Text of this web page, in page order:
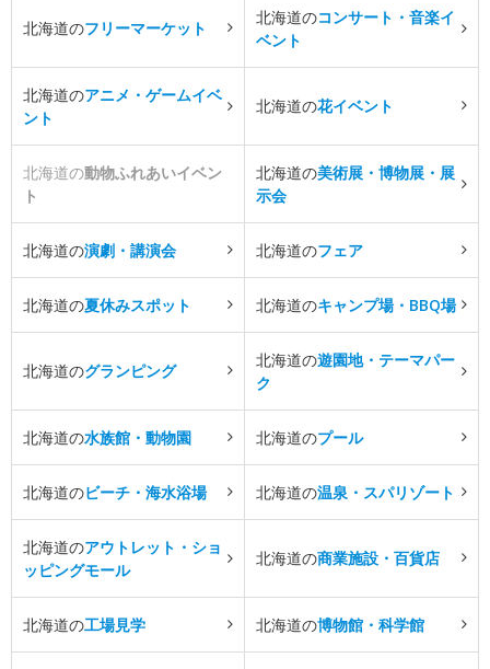
北海道のフリーマーケット
北海道のコンサート・音楽イ
ベント
北海道のアニメ・ゲームイベ
ント
北海道の花イベント
北海道の動物ふれあいイベン
ト
北海道の美術展・博物展・展
示会
北海道の演劇・講演会 北海道のフェア
北海道の夏休みスポット 北海道のキャンプ場・BBQ場
北海道のグランピング
北海道の遊園地・テーマパー
ク
北海道の水族館・動物園 北海道のプール
北海道のビーチ・海水浴場 北海道の温泉・スパリゾート
北海道のアウトレット・ショ
ッピングモール
北海道の商業施設・百貨店
北海道の工場見学 北海道の博物館・科学館